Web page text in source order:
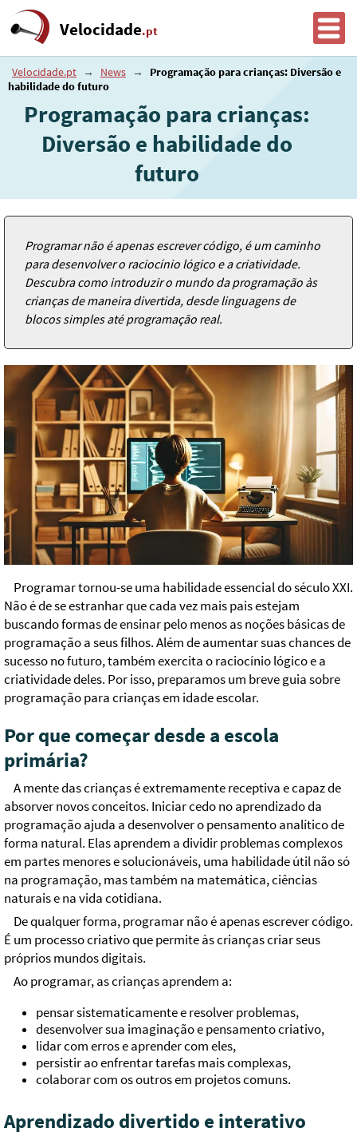
Velocidade.pt
Velocidade.pt → News →
Programação para crianças: Diversão e
habilidade do futuro
Programação para crianças:
Diversão e habilidade do
futuro
Programar não é apenas escrever código, é um caminho
para desenvolver o raciocínio lógico e a criatividade.
Descubra como introduzir o mundo da programação às
crianças de maneira divertida, desde linguagens de
blocos simples até programação real.
Programar tornou-se uma habilidade essencial do século XXI.
Não é de se estranhar que cada vez mais pais estejam
buscando formas de ensinar pelo menos as noções básicas de
programação a seus filhos. Além de aumentar suas chances de
sucesso no futuro, também exercita o raciocínio lógico e a
criatividade deles. Por isso, preparamos um breve guia sobre
programação para crianças em idade escolar.
Por que começar desde a escola
primária?
A mente das crianças é extremamente receptiva e capaz de
absorver novos conceitos. Iniciar cedo no aprendizado da
programação ajuda a desenvolver o pensamento analítico de
forma natural. Elas aprendem a dividir problemas complexos
em partes menores e solucionáveis, uma habilidade útil não só
na programação, mas também na matemática, ciências
naturais e na vida cotidiana.
De qualquer forma, programar não é apenas escrever código.
É um processo criativo que permite às crianças criar seus
próprios mundos digitais.
Ao programar, as crianças aprendem a:
pensar sistematicamente e resolver problemas,
desenvolver sua imaginação e pensamento criativo,
lidar com erros e aprender com eles,
persistir ao enfrentar tarefas mais complexas,
colaborar com os outros em projetos comuns.
Aprendizado divertido e interativo